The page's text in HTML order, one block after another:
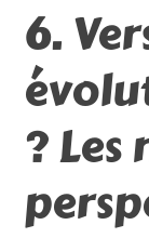
6.
? Les